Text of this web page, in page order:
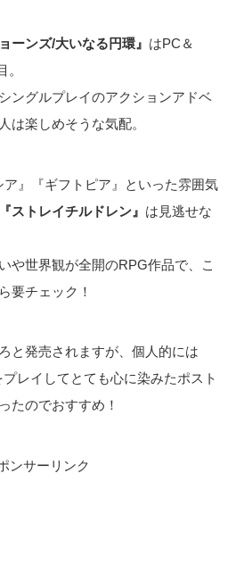
ーンズ/大いなる円環』 はPC＆
ングルプレイのアクションアドベ
は楽しめそうな気配。
ア』『ギフトピア』といった雰囲気
『ストレイチルドレン』 は見逃せな
や世界観が全開のRPG作品で、こ
要チェック！
と発売されますが、個人的には
レイしてとても心に染みたポスト
たのでおすすめ！
ンサーリンク